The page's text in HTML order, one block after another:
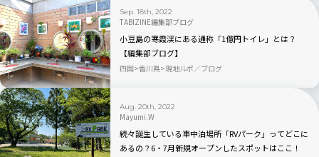
Sep. 18th, 2022
TABIZINE編集部ブログ
小豆島の寒霞渓にある通称「1億円トイレ」とは？
【編集部ブログ】
四国 香川県 現地ルポ／ブログ
Aug. 20th, 2022
Mayumi.W
続々誕生している車中泊場所「RVパーク」ってどこに
あるの？6・7月新規オープンしたスポットはここ！